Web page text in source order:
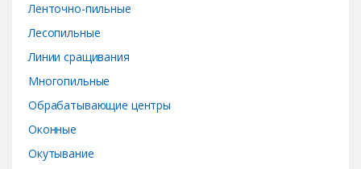
Ленточно-пильные
Лесопильные
Линии сращивания
Многопильные
Обрабатывающие центры
Оконные
Окутывание